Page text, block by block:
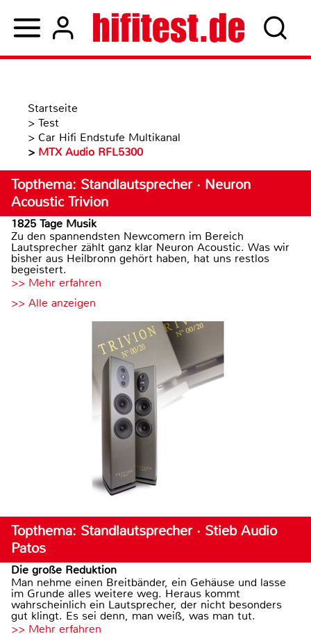
Startseite
> Test
> Car Hifi Endstufe Multikanal
> MTX Audio RFL5300
Topthema: Standlautsprecher · Neuron
Acoustic Trivion
1825 Tage Musik
Zu den spannendsten Newcomern im Bereich
Lautsprecher zählt ganz klar Neuron Acoustic. Was wir
bisher aus Heilbronn gehört haben, hat uns restlos
begeistert.
>> Mehr erfahren
>> Alle anzeigen
Topthema: Standlautsprecher · Stieb Audio
Patos
Die große Reduktion
Man nehme einen Breitbänder, ein Gehäuse und lasse
im Grunde alles weitere weg. Heraus kommt
wahrscheinlich ein Lautsprecher, der nicht besonders
gut klingt. Es sei denn, man weiß, was man tut.
>> Mehr erfahren